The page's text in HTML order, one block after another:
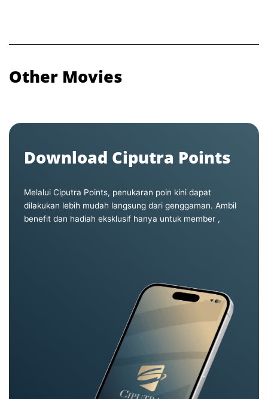
Other Movies
Download Ciputra Points
Melalui Ciputra Points, penukaran poin kini dapat
dilakukan lebih mudah langsung dari genggaman. Ambil
benefit dan hadiah eksklusif hanya untuk member ,